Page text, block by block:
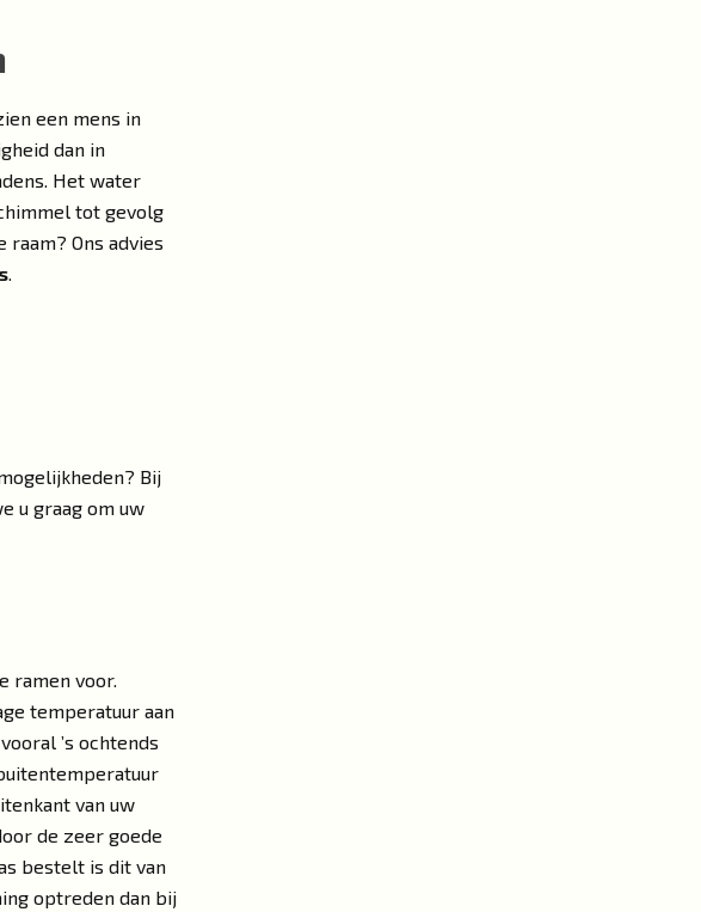
een mens in
dan in
Het water
tot gevolg
raam? Ons advies
.
Bij
u graag om uw
ramen voor.
temperatuur aan
’s ochtends
van uw
de zeer goede
bestelt is dit van
optreden dan bij